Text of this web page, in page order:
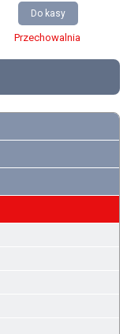
Do kasy
Przechowalnia